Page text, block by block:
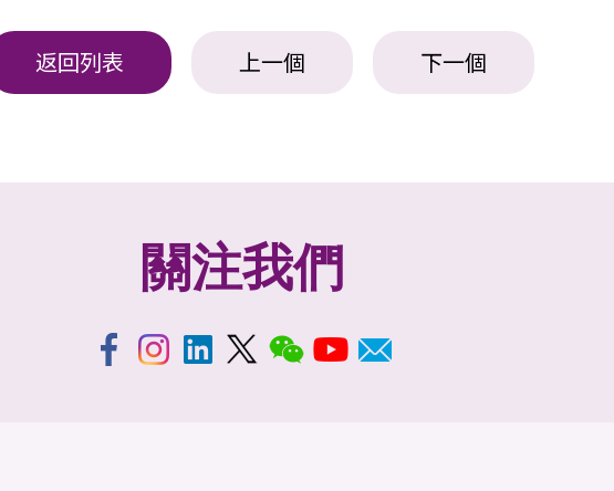
返回列表 上一個 下一個
關注我們